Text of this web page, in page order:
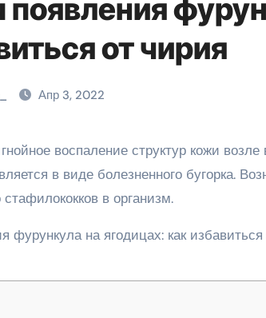
от чирия
Апр 3, 2022
в виде болезненного бугорка.
в организм.